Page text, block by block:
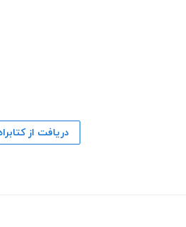
دریافت از